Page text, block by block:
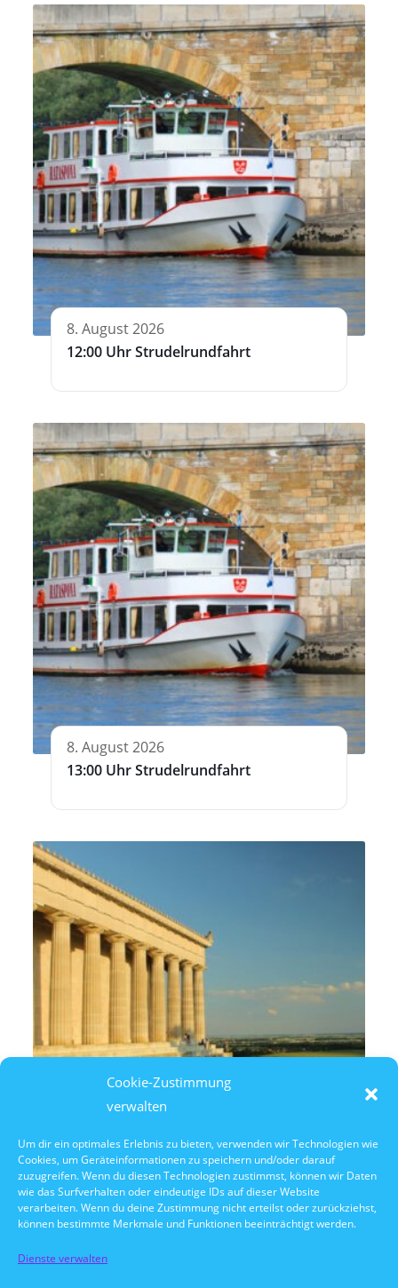
Cookie-Zustimmung
verwalten
Um dir ein optimales Erlebnis zu bieten, verwenden wir Technologien wie
Cookies, um Geräteinformationen zu speichern und/oder darauf
zuzugreifen. Wenn du diesen Technologien zustimmst, können wir Daten
wie das Surfverhalten oder eindeutige IDs auf dieser Website
verarbeiten. Wenn du deine Zustimmung nicht erteilst oder zurückziehst,
können bestimmte Merkmale und Funktionen beeinträchtigt werden.
Dienste verwalten
8. August 2026
12:00 Uhr Strudelrundfahrt
8. August 2026
13:00 Uhr Strudelrundfahrt
8. August 2026
14:30 Uhr Walhalla Schifffahrt